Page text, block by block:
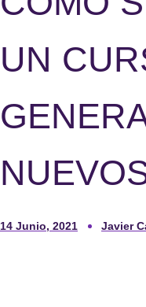
UN
14 Junio, 2021 Javier